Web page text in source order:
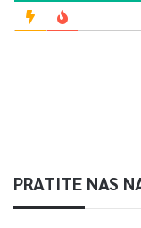
PRATITE NAS